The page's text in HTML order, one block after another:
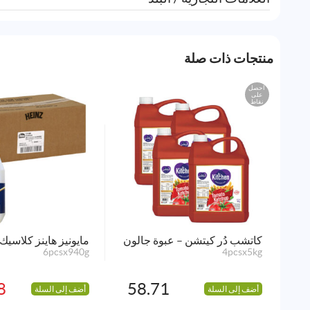
منتجات ذات صلة
احصل
على
نقاط
كاتشب دُر كيتشن – عبوة جالون
4pcsx5kg
أضف إلى السلة 58.71
مايونيز هاينز كلاسيك
6pcsx940g
أضف إلى السلة